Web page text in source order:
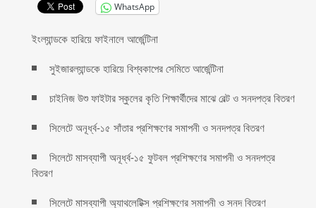
WhatsApp
ইংল্যান্ডকে হারিয়ে ফাইনালে আর্জেন্টিনা
সুইজারল্যান্ডকে হারিয়ে বিশ্বকাপের সেমিতে আর্জেন্টিনা
চাইনিজ উশু ফাইটার স্কুলের কৃতি শিক্ষার্থীদের মাঝে বেল্ট ও সনদপত্র বিতরণ
সিলেটে অনূর্ধ্ব-১৫ সাঁতার প্রশিক্ষণের সমাপনী ও সনদপত্র বিতরণ
সিলেটে মাসব্যাপী অনূর্ধ্ব-১৫ ফুটবল প্রশিক্ষণের সমাপনী ও সনদপত্র
বিতরণ
সিলেটে মাসব্যাপী অ্যাথলেটিক্স প্রশিক্ষণের সমাপনী ও সনদ বিতরণ